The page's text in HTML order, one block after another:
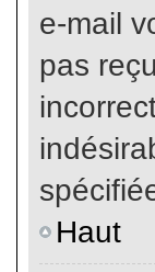
e-mail
pas
Haut